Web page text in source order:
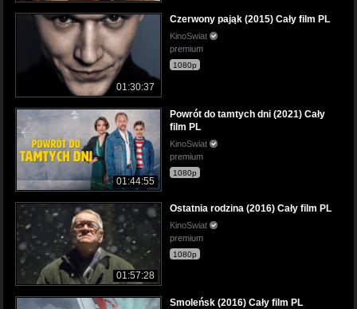
01:30:37
Czerwony pająk (2015) Cały film PL
KinoSwiat
premium
1080p
01:44:55
Powrót do tamtych dni (2021) Cały
film PL
KinoSwiat
premium
1080p
01:57:28
Ostatnia rodzina (2016) Cały film PL
KinoSwiat
premium
1080p
Smoleńsk (2016) Cały film PL